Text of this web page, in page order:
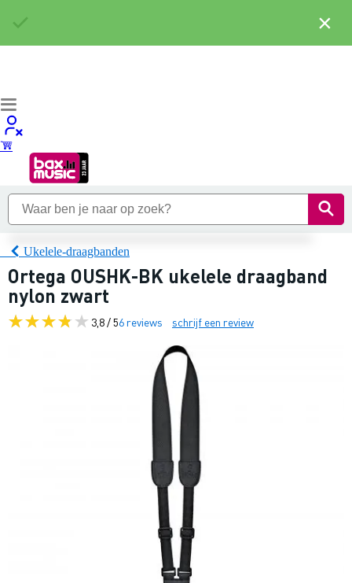
Ukelele-draagbanden
Ortega OUSHK-BK ukelele draagband
nylon zwart
3,8 / 56 reviews schrijf een review
×